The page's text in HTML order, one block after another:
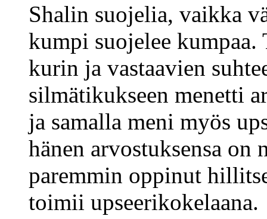
Shalin suojelia, vaikka
kumpi suojelee
kurin ja vastaavien
silmätikukseen menetti
ja samalla meni myös
hänen arvostuksensa on
paremmin oppinut
toimii upseerikokelaana.